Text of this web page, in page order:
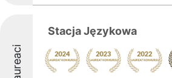
Laureaci
Stacja Językowa